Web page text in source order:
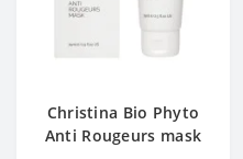
Christina Bio Phyto
Anti Rougeurs mask